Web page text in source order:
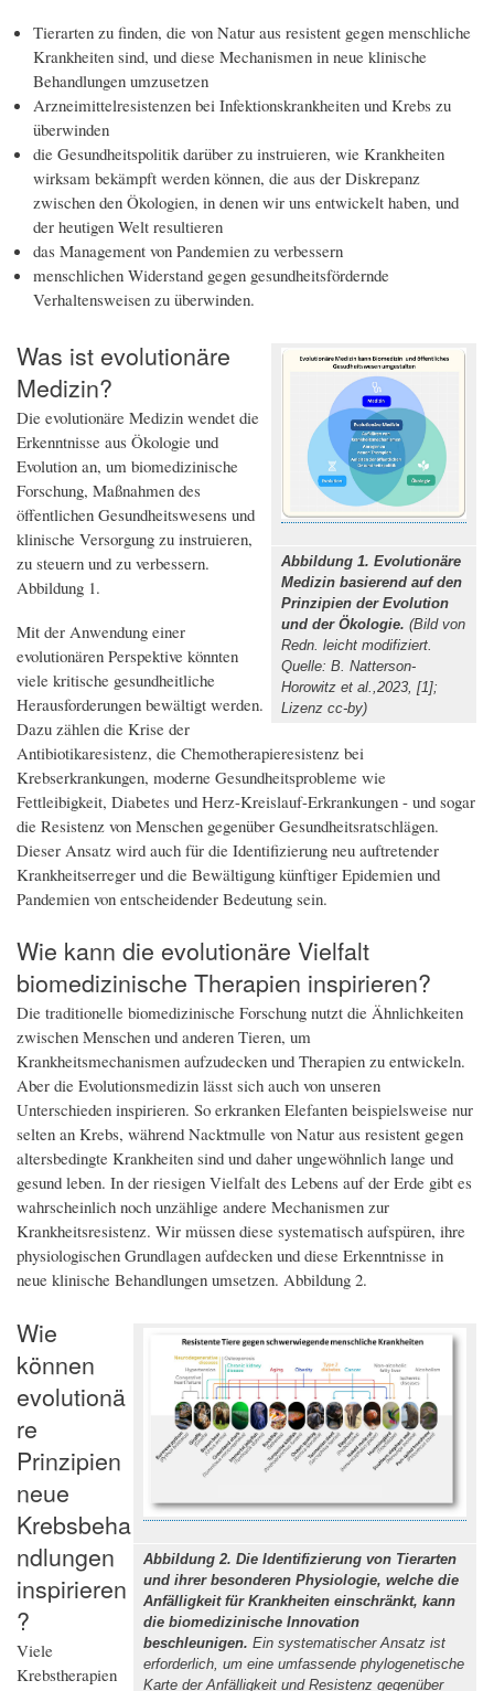
Tierarten zu finden, die von Natur aus resistent gegen menschliche
Krankheiten sind, und diese Mechanismen in neue klinische
Behandlungen umzusetzen
Arzneimittelresistenzen bei Infektionskrankheiten und Krebs zu
überwinden
die Gesundheitspolitik darüber zu instruieren, wie Krankheiten
wirksam bekämpft werden können, die aus der Diskrepanz
zwischen den Ökologien, in denen wir uns entwickelt haben, und
der heutigen Welt resultieren
das Management von Pandemien zu verbessern
menschlichen Widerstand gegen gesundheitsfördernde
Verhaltensweisen zu überwinden.
Abbildung 1. Evolutionäre
Medizin basierend auf den
Prinzipien der Evolution
und der Ökologie. (Bild von
Redn. leicht modifiziert.
Quelle: B. Natterson-
Horowitz et al.,2023, [1];
Lizenz cc-by)
Was ist evolutionäre
Medizin?
Die evolutionäre Medizin wendet die
Erkenntnisse aus Ökologie und
Evolution an, um biomedizinische
Forschung, Maßnahmen des
öffentlichen Gesundheitswesens und
klinische Versorgung zu instruieren,
zu steuern und zu verbessern.
Abbildung 1.
Mit der Anwendung einer
evolutionären Perspektive könnten
viele kritische gesundheitliche
Herausforderungen bewältigt werden.
Dazu zählen die Krise der
Antibiotikaresistenz, die Chemotherapieresistenz bei
Krebserkrankungen, moderne Gesundheitsprobleme wie
Fettleibigkeit, Diabetes und Herz-Kreislauf-Erkrankungen - und sogar
die Resistenz von Menschen gegenüber Gesundheitsratschlägen.
Dieser Ansatz wird auch für die Identifizierung neu auftretender
Krankheitserreger und die Bewältigung künftiger Epidemien und
Pandemien von entscheidender Bedeutung sein.
Wie kann die evolutionäre Vielfalt
biomedizinische Therapien inspirieren?
Die traditionelle biomedizinische Forschung nutzt die Ähnlichkeiten
zwischen Menschen und anderen Tieren, um
Krankheitsmechanismen aufzudecken und Therapien zu entwickeln.
Aber die Evolutionsmedizin lässt sich auch von unseren
Unterschieden inspirieren. So erkranken Elefanten beispielsweise nur
selten an Krebs, während Nacktmulle von Natur aus resistent gegen
altersbedingte Krankheiten sind und daher ungewöhnlich lange und
gesund leben. In der riesigen Vielfalt des Lebens auf der Erde gibt es
wahrscheinlich noch unzählige andere Mechanismen zur
Krankheitsresistenz. Wir müssen diese systematisch aufspüren, ihre
physiologischen Grundlagen aufdecken und diese Erkenntnisse in
neue klinische Behandlungen umsetzen. Abbildung 2.
Abbildung 2. Die Identifizierung von Tierarten
und ihrer besonderen Physiologie, welche die
Anfälligkeit für Krankheiten einschränkt, kann
die biomedizinische Innovation
beschleunigen. Ein systematischer Ansatz ist
erforderlich, um eine umfassende phylogenetische
Karte der Anfälligkeit und Resistenz gegenüber
Wie
können
evolutionä
re
Prinzipien
neue
Krebsbeha
ndlungen
inspirieren
?
Viele
Krebstherapien